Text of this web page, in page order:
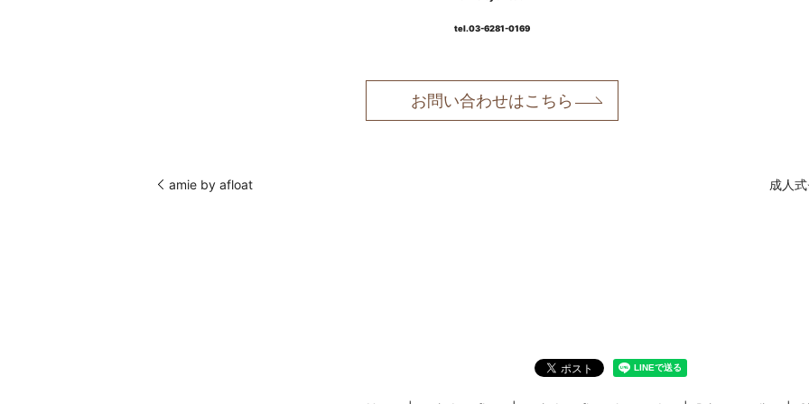
tel.03-6281-0169
お問い合わせはこちら
amie by afloat 成人式